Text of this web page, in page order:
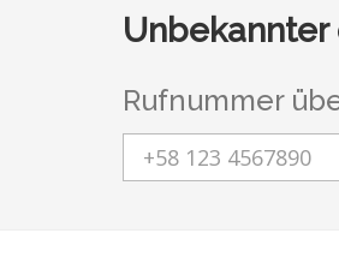
Rufnummer